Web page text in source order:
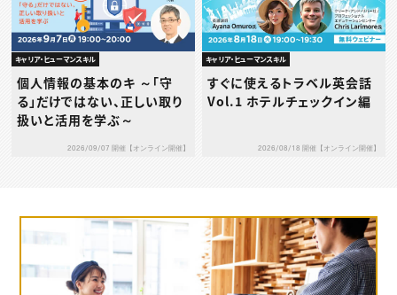
キャリア・ヒューマンスキル
個人情報の基本のキ ～「守
る」だけではない、正しい取り
扱いと活用を学ぶ～
2026/09/07 開催【オンライン開催】
キャリア・ヒューマンスキル
すぐに使えるトラベル英会話
Vol.1 ホテルチェックイン編
2026/08/18 開催【オンライン開催】